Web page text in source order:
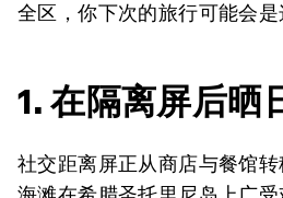
全区，你下次的旅行可能会是
1. 在隔离屏后晒
社交距离屏正从商店与餐馆